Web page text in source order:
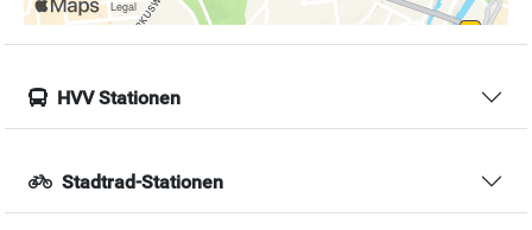
HVV Stationen
Stadtrad-Stationen